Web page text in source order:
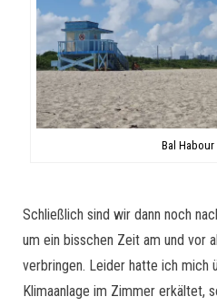
Bal Habour
Schließlich sind wir dann noch
um ein bisschen Zeit am und vor
verbringen. Leider hatte ich mich
Klimaanlage im Zimmer erkältet,